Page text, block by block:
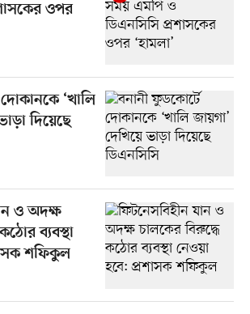
ওপর
‘খালি
দিয়েছে
ও অদক্ষ
ব্যবস্থা
শফিকুল